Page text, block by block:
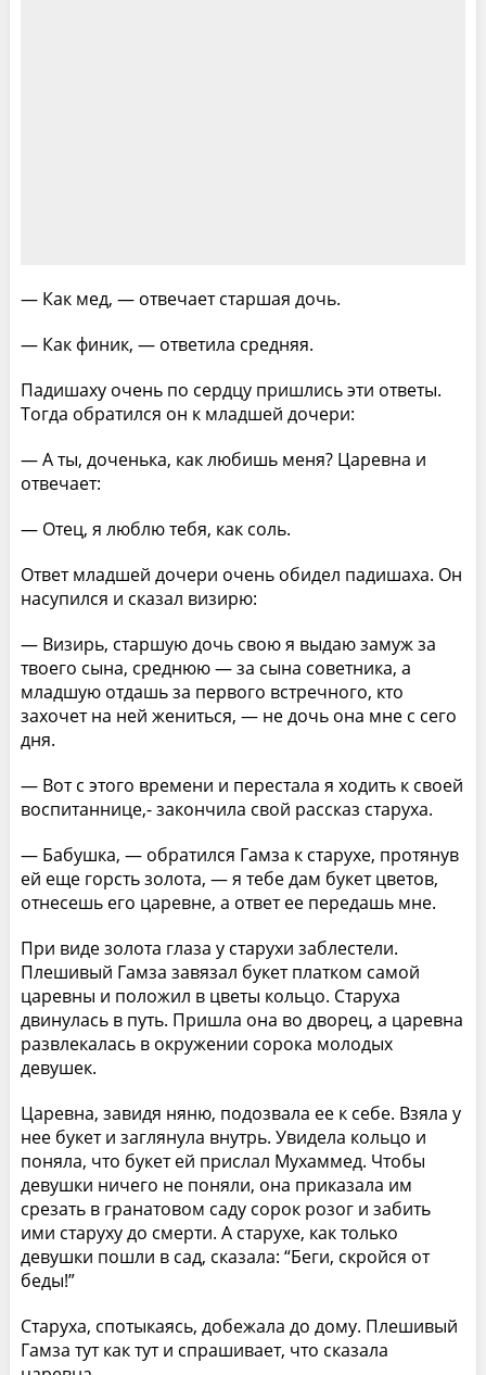
— Как мед, — отвечает старшая дочь.
— Как финик, — ответила средняя.
Падишаху очень по сердцу пришлись эти ответы.
Тогда обратился он к младшей дочери:
— А ты, доченька, как любишь меня? Царевна и
отвечает:
— Отец, я люблю тебя, как соль.
Ответ младшей дочери очень обидел падишаха. Он
насупился и сказал визирю:
— Визирь, старшую дочь свою я выдаю замуж за
твоего сына, среднюю — за сына советника, а
младшую отдашь за первого встречного, кто
захочет на ней жениться, — не дочь она мне с сего
дня.
— Вот с этого времени и перестала я ходить к своей
воспитаннице,- закончила свой рассказ старуха.
— Бабушка, — обратился Гамза к старухе, протянув
ей еще горсть золота, — я тебе дам букет цветов,
отнесешь его царевне, а ответ ее передашь мне.
При виде золота глаза у старухи заблестели.
Плешивый Гамза завязал букет платком самой
царевны и положил в цветы кольцо. Старуха
двинулась в путь. Пришла она во дворец, а царевна
развлекалась в окружении сорока молодых
девушек.
Царевна, завидя няню, подозвала ее к себе. Взяла у
нее букет и заглянула внутрь. Увидела кольцо и
поняла, что букет ей прислал Мухаммед. Чтобы
девушки ничего не поняли, она приказала им
срезать в гранатовом саду сорок розог и забить
ими старуху до смерти. А старухе, как только
девушки пошли в сад, сказала: “Беги, скройся от
беды!”
Старуха, спотыкаясь, добежала до дому. Плешивый
Гамза тут как тут и спрашивает, что сказала